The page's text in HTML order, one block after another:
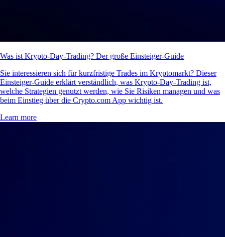
Was ist Krypto-Day-Trading? Der große Einsteiger-Guide
Sie interessieren sich für kurzfristige Trades im Kryptomarkt? Dieser
Einsteiger-Guide erklärt verständlich, was Krypto-Day-Trading ist,
welche Strategien genutzt werden, wie Sie Risiken managen und was
beim Einstieg über die Crypto.com App wichtig ist.
Learn more